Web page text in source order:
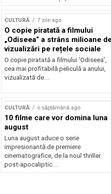
CULTURĂ 7 zile ago
O copie piratată a filmului
„Odiseea” a strâns milioane
vizualizări pe rețele sociale
O copie piratată a filmului 'Odiseea',
cea mai profitabilă peliculă a anului,
vizualizată de...
CULTURĂ o săptămână ago
10 filme care vor domina luna
august
Luna august aduce o serie
impresionantă de premiere
cinematografice, de la noul thriller
post-apocaliptic...